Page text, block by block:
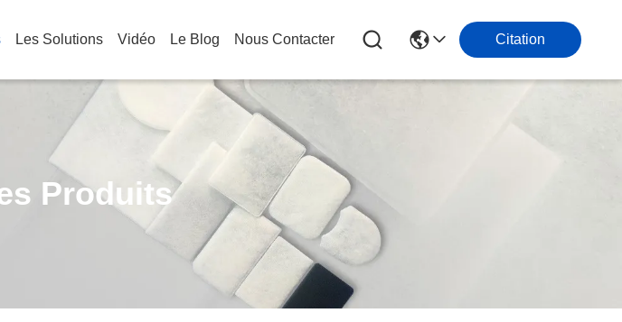
Les Solutions Vidéo Le Blog Nous Contacter Citation
Produits